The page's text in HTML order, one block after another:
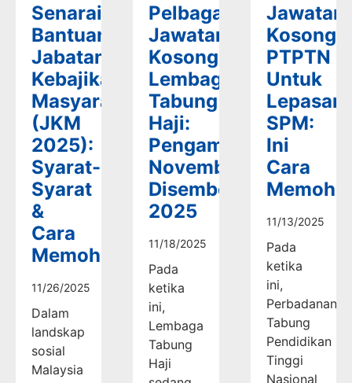
Senarai
Bantuan
Jabatan
Kebajikan
Masyarakat
(JKM
2025):
Syarat-
Syarat
&
Cara
Memohon
11/26/2025
Dalam
landskap
sosial
Malaysia
Pelbagai
Jawatan
Kosong
Lembaga
Tabung
Haji:
Pengambilan
November-
Disember
2025
11/18/2025
Pada
ketika
ini,
Lembaga
Tabung
Haji
Jawatan
Kosong
PTPTN
Untuk
Lepasan
SPM:
Ini
Cara
11/13/2025
Pada
ketika
ini,
Perbadanan
Tabung
Pendidikan
Tinggi
Nasional